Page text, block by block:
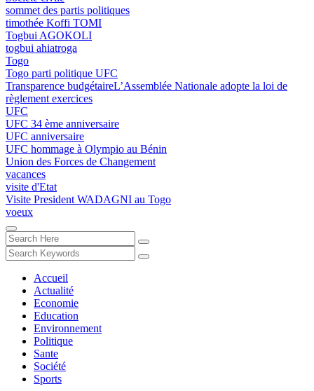
sommet des partis politiques
timothée Koffi TOMI
Togbui AGOKOLI
togbui ahiatroga
Togo
Togo parti politique UFC
Transparence budgétaireL’Assemblée Nationale adopte la loi de
règlement exercices
UFC
UFC 34 ème anniversaire
UFC anniversaire
UFC hommage à Olympio au Bénin
Union des Forces de Changement
vacances
visite d'Etat
Visite President WADAGNI au Togo
voeux
Accueil
Actualité
Economie
Education
Environnement
Politique
Sante
Société
Sports